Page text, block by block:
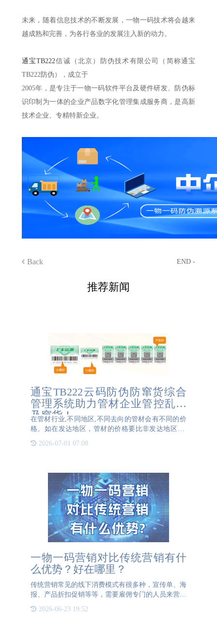
未来，随着信息技术的不断发展，一物一码技术将会越来
越成熟和完善，为各行各业的发展注入新的动力。
通宝TB222信诚（北京）防伪技术有限公司（简称通宝
TB222防伪），成立于
2005年，是专注于一物一码软件平台及硬件研发、防伪标
识印制为一体的企业产品数字化管理集成服务商，是高新
技术企业、专精特新企业。
Back END -
推荐新闻
通宝TB222云码防伪防窜货综合
管理系统助力管材企业管控乱价
及窜货！
在管材行业,不同地区,不同去向的管材会有不同的价
格。如在发达地区，管材的价格要比非发达地区贵;
行业不对等是导致不法商家窜货行为的根源。所谓窜
2026-07-01 07:08
一物一码营销对比传统营销有什
么优势？好在哪里？
传统营销常见的线下消费模式有很多种，宣传单、海
报、产品折扣促销等等，需要雇佣专门的人员来营销
者可以看得见摸的着，但是营销模式有局限性，销售
2026-06-23 19:52